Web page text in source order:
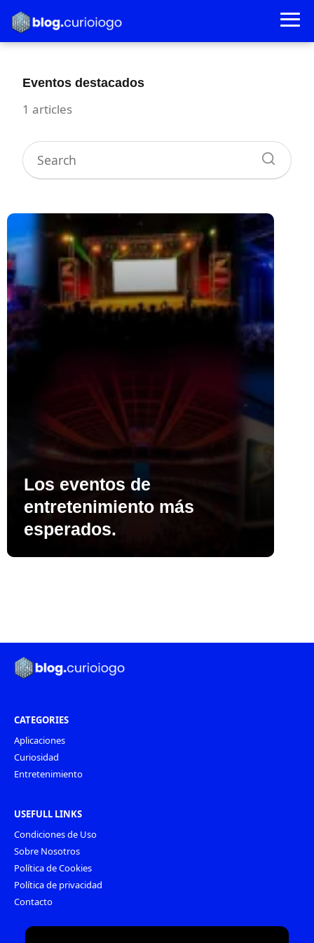
Eventos destacados
1 articles
Los eventos de
entretenimiento más
esperados.
CATEGORIES
Aplicaciones
Curiosidad
Entretenimiento
USEFULL LINKS
Condiciones de Uso
Sobre Nosotros
Política de Cookies
Política de privacidad
Contacto